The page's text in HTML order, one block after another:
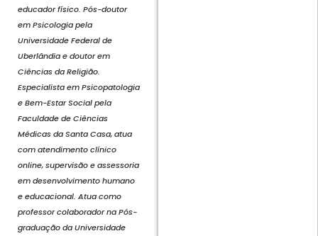
educador físico. Pós-doutor
em Psicologia pela
Universidade Federal de
Uberlândia e doutor em
Ciências da Religião.
Especialista em Psicopatologia
e Bem-Estar Social pela
Faculdade de Ciências
Médicas da Santa Casa, atua
com atendimento clínico
online, supervisão e assessoria
em desenvolvimento humano
e educacional. Atua como
professor colaborador na Pós-
graduação da Universidade